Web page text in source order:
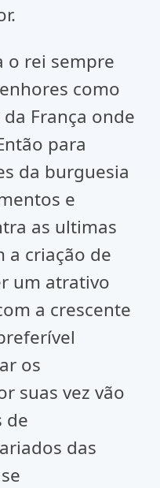
o rei sempre
como
França onde
para
da burguesia
e
as ultimas
a criação de
um atrativo
a crescente
os
suas vez vão
de
das